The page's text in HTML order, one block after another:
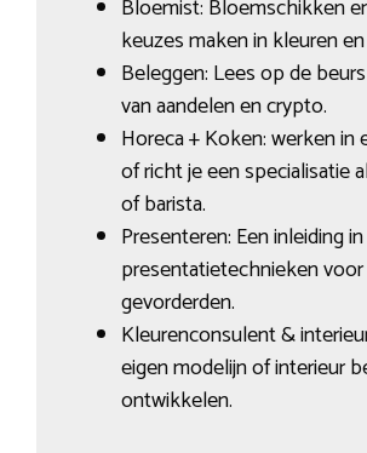
Bloemist: Bloemschikken
keuzes maken in kleuren
Beleggen: Lees op de
van aandelen en crypto.
Horeca + Koken: werken in
of richt je een specialisatie
of barista.
Presenteren: Een inleiding in
presentatietechnieken
gevorderden.
Kleurenconsulent &
eigen modelijn of interieur
ontwikkelen.